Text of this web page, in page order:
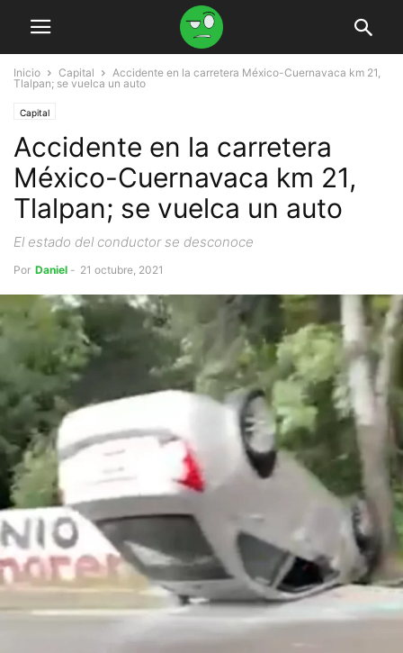
Inicio Capital
Accidente en la carretera México-Cuernavaca km 21,
Tlalpan; se vuelca un auto
Capital
Accidente en la carretera
México-Cuernavaca km 21,
Tlalpan; se vuelca un auto
El estado del conductor se desconoce
Por Daniel - 21 octubre, 2021